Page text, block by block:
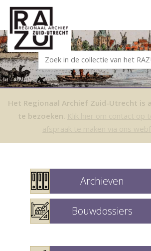
Het Regionaal Archief Zuid-Utrecht is
te bezoeken.
Archieven
Bouwdossiers